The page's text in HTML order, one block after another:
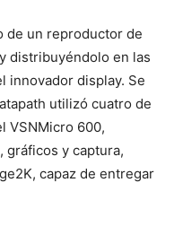
de un reproductor de
distribuyéndolo en las
innovador display. Se
utilizó cuatro de
VSNMicro 600,
gráficos y captura,
capaz de entregar